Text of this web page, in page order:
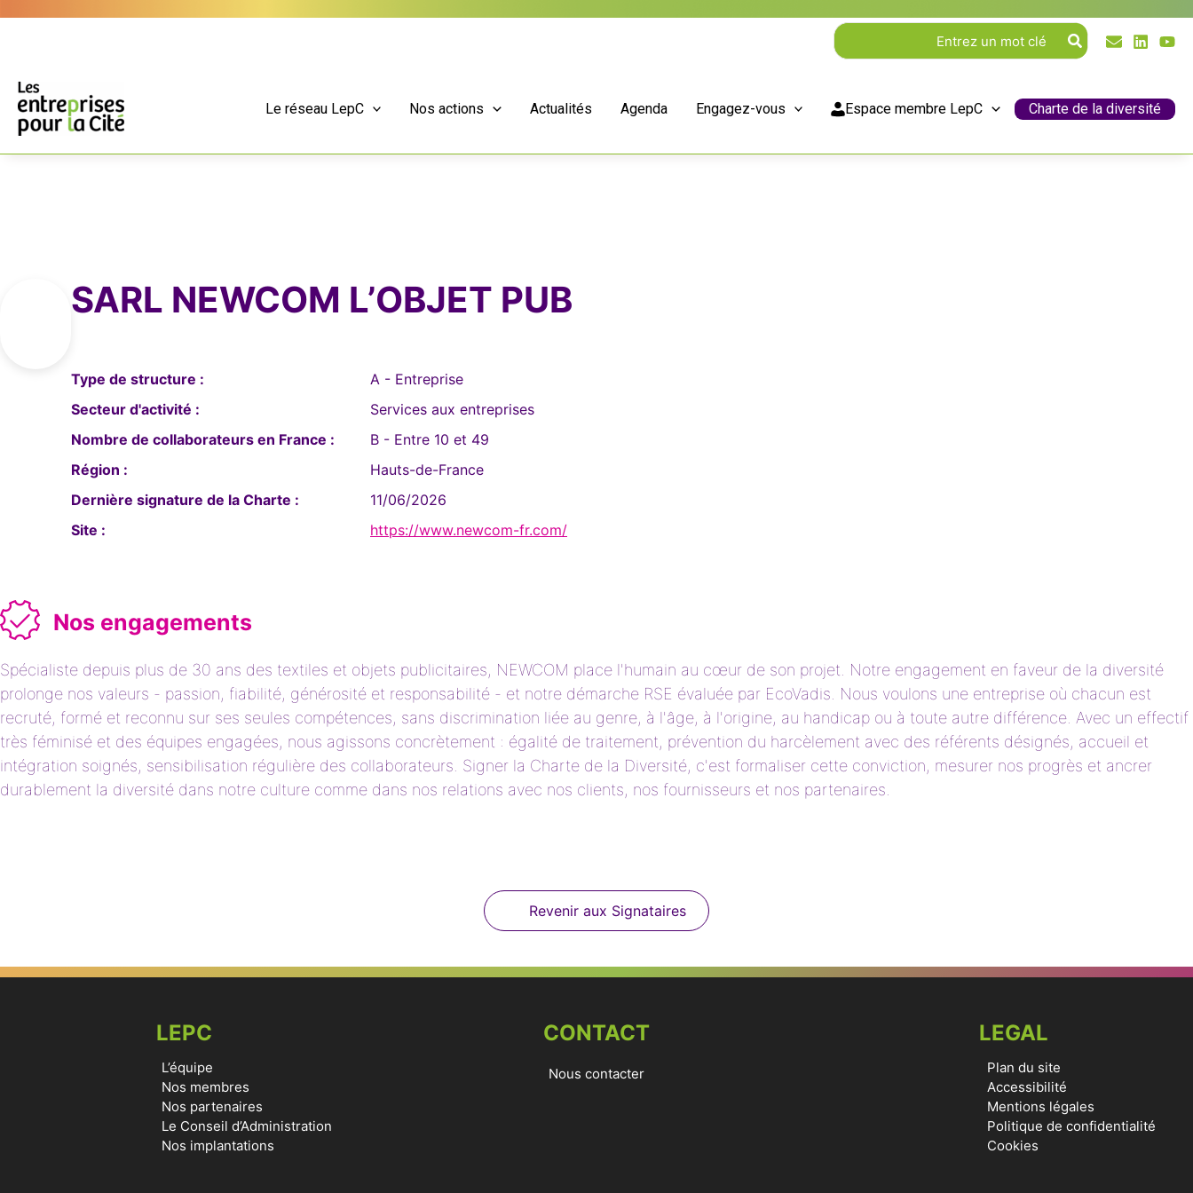
Rechercher:
Le réseau LepC Nos actions Actualités Agenda Engagez-vous Espace membre LepC Charte de la diversité
SARL NEWCOM L’OBJET PUB
Type de structure :
A - Entreprise
Secteur d'activité :
Services aux entreprises
Nombre de collaborateurs en France :
B - Entre 10 et 49
Région :
Hauts-de-France
Dernière signature de la Charte :
11/06/2026
Site :
https://www.newcom-fr.com/
Nos engagements
Spécialiste depuis plus de 30 ans des textiles et objets publicitaires, NEWCOM place l'humain au cœur de son projet. Notre engagement en faveur de la diversité
prolonge nos valeurs - passion, fiabilité, générosité et responsabilité - et notre démarche RSE évaluée par EcoVadis. Nous voulons une entreprise où chacun est
recruté, formé et reconnu sur ses seules compétences, sans discrimination liée au genre, à l'âge, à l'origine, au handicap ou à toute autre différence. Avec un effectif
très féminisé et des équipes engagées, nous agissons concrètement : égalité de traitement, prévention du harcèlement avec des référents désignés, accueil et
intégration soignés, sensibilisation régulière des collaborateurs. Signer la Charte de la Diversité, c'est formaliser cette conviction, mesurer nos progrès et ancrer
durablement la diversité dans notre culture comme dans nos relations avec nos clients, nos fournisseurs et nos partenaires.
Revenir aux Signataires
LEPC
L’équipe
Nos membres
Nos partenaires
Le Conseil d’Administration
Nos implantations
CONTACT
Nous contacter
LEGAL
Plan du site
Accessibilité
Mentions légales
Politique de confidentialité
Cookies